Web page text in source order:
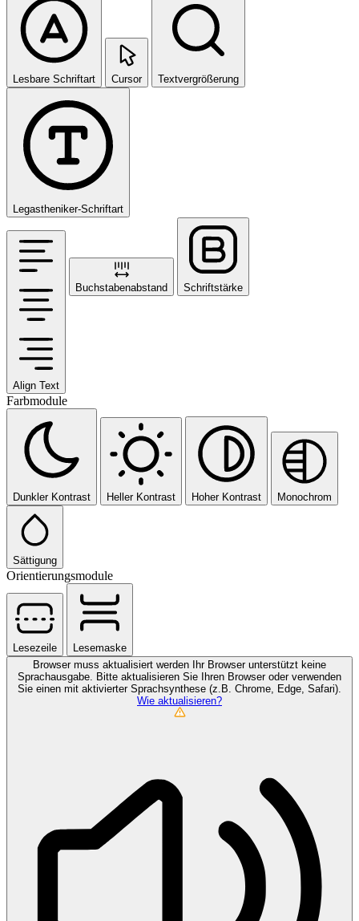
Lesbare Schriftart Cursor Textvergrößerung
Legastheniker-Schriftart
Align Text
Buchstabenabstand Schriftstärke
Farbmodule
Dunkler Kontrast Heller Kontrast Hoher Kontrast Monochrom
Sättigung
Orientierungsmodule
Lesezeile
Lesemaske
Browser muss aktualisiert werden
Ihr Browser unterstützt keine
Sprachausgabe. Bitte aktualisieren Sie Ihren Browser oder verwenden
Sie einen mit aktivierter Sprachsynthese (z.B. Chrome, Edge, Safari).
Wie aktualisieren?